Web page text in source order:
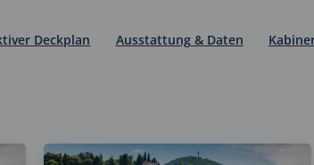
Deckplan Ausstattung & Daten